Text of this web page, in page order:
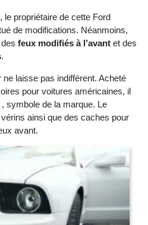
le propriétaire de cette Ford
de modifications. Néanmoins,
feux modifiés à l’avant et des
.
laisse pas indifférent. Acheté
pour voitures américaines, il
, symbole de la marque. Le
ainsi que des caches pour
avant.